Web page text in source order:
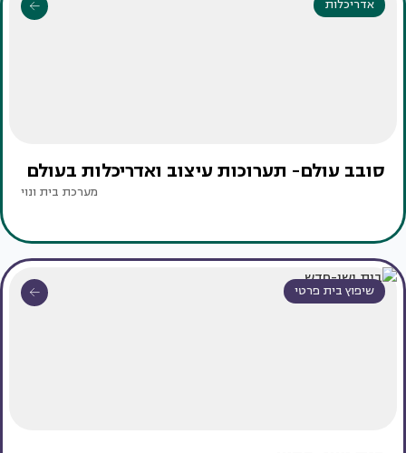
אדריכלות
סובב עולם- תערוכות עיצוב ואדריכלות בעולם
מערכת בית ונוי
שיפוץ בית פרטי